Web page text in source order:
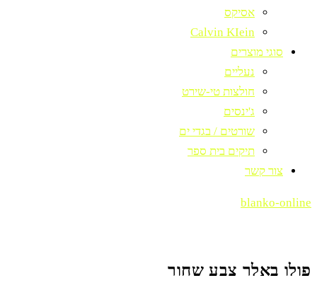
אסיקס
Calvin KIein
סוגי מוצרים
נעליים
חולצות טי-שירט
ג'ינסים
שורטים / בגדי ים
תיקים בית ספר
צור קשר
blanko-online
פולו באלר צבע שחור